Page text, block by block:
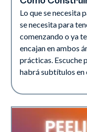
Lo que se necesita
se necesita para
comenzando o ya
encajan en ambos
prácticas. Escuche
habrá subtítulos en